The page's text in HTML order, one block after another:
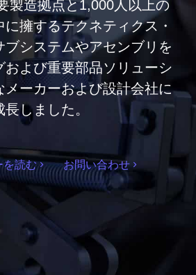
製造拠点と1,000人以上の
擁するテクネティクス・
ブシステムやアセンブリを
および重要部品ソリューシ
メーカーおよび設計会社に
長しました。
を読む お問い合わせ